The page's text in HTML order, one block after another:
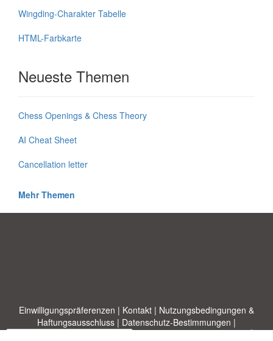
Wingding-Charakter Tabelle
HTML-Farbkarte
Neueste Themen
Chess Openings & Chess Theory
AI Cheat Sheet
Cancellation letter
Mehr Themen
Einwilligungspräferenzen | Kontakt | Nutzungsbedingungen &
Haftungsausschluss | Datenschutz-Bestimmungen |
|Themen|Blog|A-Z|Neu|Über